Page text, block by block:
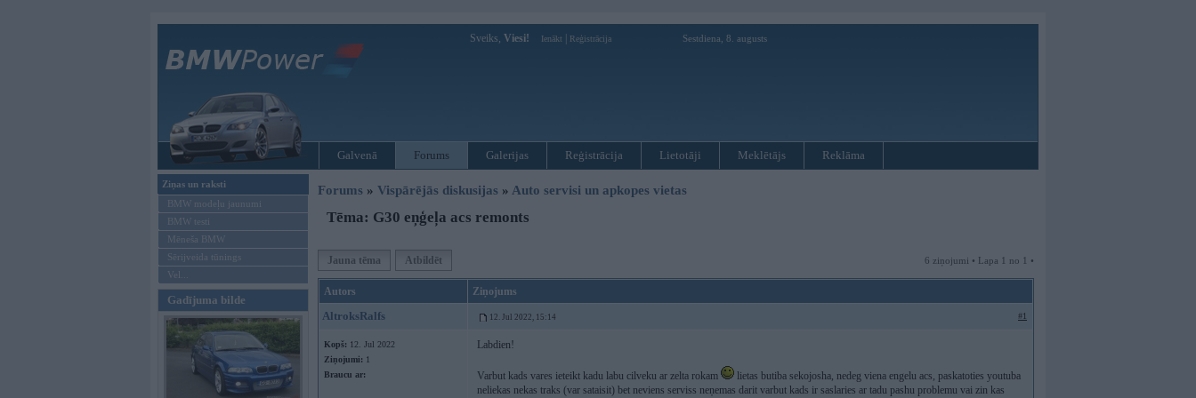
Sveiks, Viesi! Ienākt Reģistrācija Sestdiena, 8. augusts
Galvenā Forums Galerijas Reģistrācija Lietotāji Meklētājs Reklāma
Ziņas un raksti
BMW modeļu jaunumi
BMW testi
Mēneša BMW
Sērijveida tūnings
Vel...
Gadījuma bilde
Forums » Vispārējās diskusijas » Auto servisi un apkopes vietas
Tēma: G30 eņģeļa acs remonts
Jauna tēma Atbildēt 6 ziņojumi • Lapa 1 no 1 •
Autors Ziņojums
AltroksRalfs 12. Jul 2022, 15:14 #1
Kopš: 12. Jul 2022
Ziņojumi: 1
Braucu ar:
Labdien!
Varbut kads vares ieteikt kadu labu cilveku ar zelta rokam
lietas butiba sekojosha, nedeg viena engelu acs, paskatoties youtuba
neliekas nekas traks (var sataisit) bet neviens serviss neņemas darit varbut kads ir saslaries ar tadu pashu problemu vai zin kas